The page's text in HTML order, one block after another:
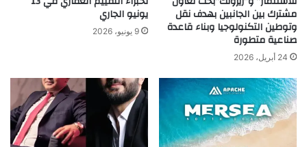
مشترك بين الجانبين بهدف نقل
وتوطين التكنولوجيا وبناء قاعدة
صناعية متطورة
24 أبريل، 2026
يونيو الجاري
9 يونيو، 2026